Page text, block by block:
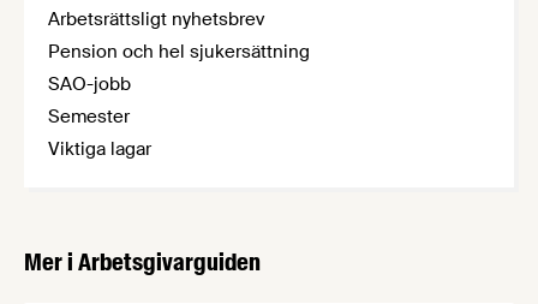
Arbetsrättsligt nyhetsbrev
Pension och hel sjukersättning
SAO-jobb
Semester
Viktiga lagar
Mer i Arbetsgivarguiden